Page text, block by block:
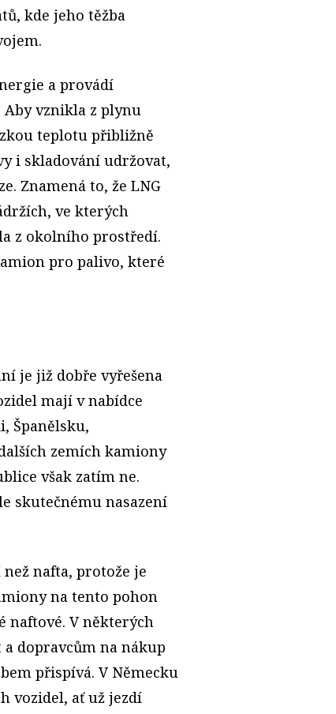
kde jeho těžba
a provádí
Aby vznikla z plynu
teplotu přibližně
i skladování udržovat,
Znamená to, že LNG
ve kterých
z okolního prostředí.
pro palivo, které
je již dobře vyřešena
mají v nabídce
Španělsku,
zemích kamiony
však zatím ne.
skutečnému nasazení
nafta, protože je
na tento pohon
naftové. V některých
dopravcům na nákup
přispívá. V Německu
vozidel, ať už jezdí